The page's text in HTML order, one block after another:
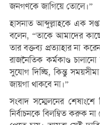
জনগণকে জাগিয়ে তোলে।”
হাসনাত আব্দুল্লাহকে এক
বলেন, “তাকে আমাদের কাছে
তার বক্তব্য প্রত্যাহার না
রাজনৈতিক কর্মকাণ্ড
সুযোগ দিচ্ছি, কিন্তু
জায়গা থাকবে না।”
সংবাদ সম্মেলনের
নির্বাচনকে বিলম্বিত করুক